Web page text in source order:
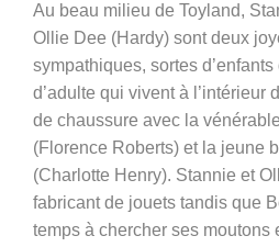
Au beau milieu de Toyland,
Ollie Dee (Hardy) sont deux
sympathiques, sortes
d’adulte qui vivent à l’intérieur
de chaussure avec la
(Florence Roberts) et la jeune
(Charlotte Henry). Stannie et
fabricant de jouets tandis que
temps à chercher ses moutons